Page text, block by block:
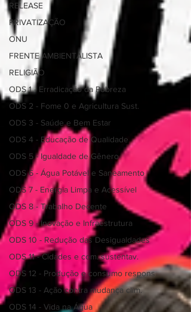
RELEASE
PRIVATIZAÇÃO
ONU
FRENTE AMBIENTALISTA
RELIGIÃO
ODS 1 - Erradicação da Pobreza
ODS 2 - Fome 0 e Agricultura Sust.
ODS 3 - Saúde e Bem Estar
ODS 4 - Educação de Qualidade
ODS 5 - Igualdade de Gênero
ODS 6 - Água Potável e Saneamento
ODS 7 - Energia Limpa e Acessível
ODS 8 - Trabalho Decente
ODS 9 - Inovação e Infraestrutura
ODS 10 - Redução das Desigualdades
ODS 11 - Cidades e com. sustentav.
ODS 12 - Produção e consumo respons
ODS 13 - Ação contra mudança clim.
ODS 14 - Vida na Água